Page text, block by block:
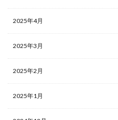
2025年4月
2025年3月
2025年2月
2025年1月